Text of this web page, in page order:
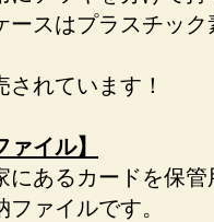
ースはプラスチッ
されています！
ァイル】
にあるカードを保
ファイルです。